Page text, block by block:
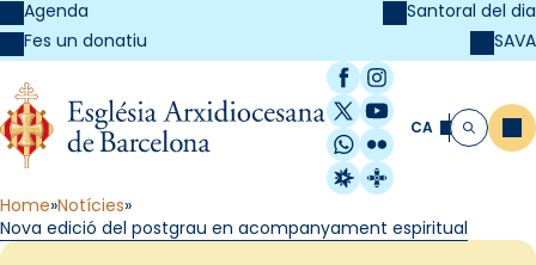
Agenda
Fes un donatiu
Santoral del dia
SAVA
Facebook
Instagram
X / Twitter
YouTube
WhatsApp
Flickr
Radio Estel
Catalunya
CA Cerca
Home Notícies
Nova edició del postgrau en acompanyament espiritual